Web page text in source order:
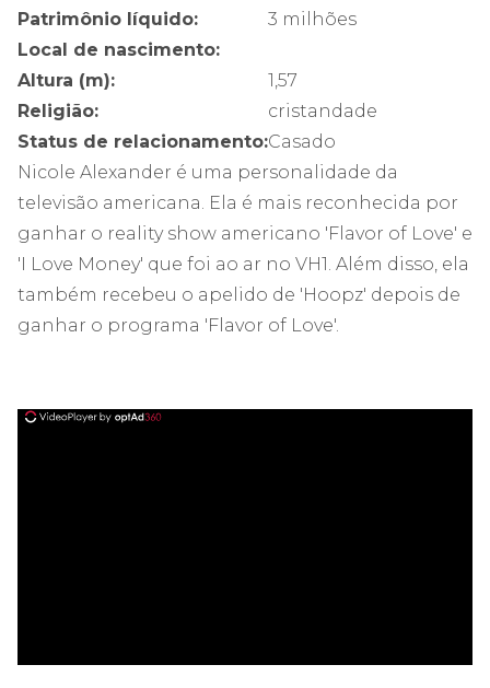
Patrimônio líquido:
3 milhões
Local de nascimento:
Altura (m):
1,57
Religião:
cristandade
Status de relacionamento:Casado
Nicole Alexander é uma personalidade da
televisão americana. Ela é mais reconhecida por
ganhar o reality show americano 'Flavor of Love' e
'I Love Money' que foi ao ar no VH1. Além disso, ela
também recebeu o apelido de 'Hoopz' depois de
ganhar o programa 'Flavor of Love'.